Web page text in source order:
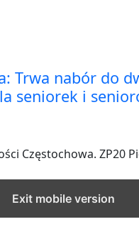
Trwa nabór do
seniorek i
Częstochowa. ZP20
Exit mobile version